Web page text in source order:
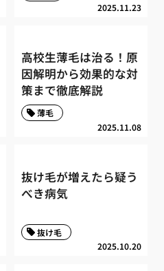
2025.11.23
高校生薄毛は治る！原
因解明から効果的な対
策まで徹底解説
2025.11.08
薄毛
抜け毛が増えたら疑う
べき病気
2025.10.20
抜け毛